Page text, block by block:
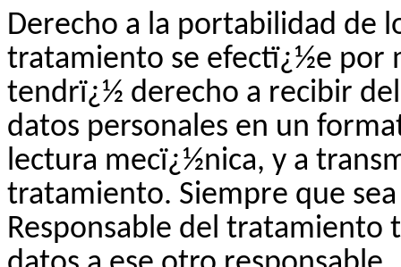
Derecho a la portabilidad de
tratamiento se efectï¿½e por
tendrï¿½ derecho a recibir
datos personales en un
lectura mecï¿½nica, y a
tratamiento. Siempre que
Responsable del